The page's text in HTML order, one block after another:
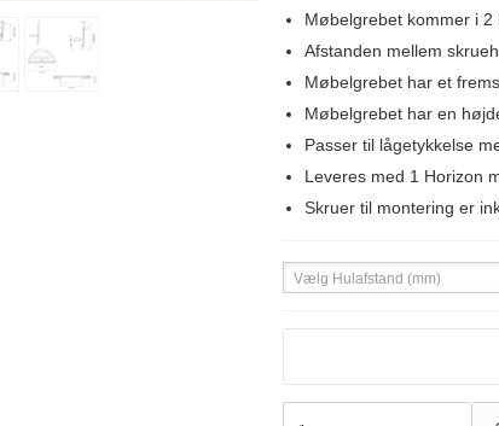
Møbelgrebet kommer i
Afstanden mellem
Møbelgrebet har et
Møbelgrebet har en
Passer til lågetykkelse
Leveres med 1 Horizon
Skruer til montering er
Vælg Hulafstand (mm)